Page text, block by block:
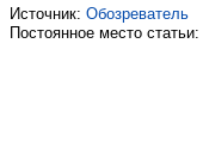
Источник: Обозреватель
Постоянное место статьи: